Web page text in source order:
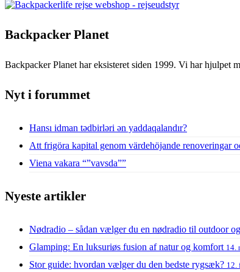
Backpacker Planet
Backpacker Planet har eksisteret siden 1999. Vi har hjulpet
Nyt i forummet
Hansı idman tədbirləri ən yaddaqalandır?
Att frigöra kapital genom värdehöjande renoveringar
Viena vakara “”vavsda””
Nyeste artikler
Nødradio – sådan vælger du en nødradio til outdoor
Glamping: En luksuriøs fusion af natur og komfort 14.
Stor guide: hvordan vælger du den bedste rygsæk? 12.